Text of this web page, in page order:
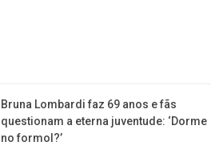
Bruna Lombardi faz 69 anos e fãs
questionam a eterna juventude: ‘Dorme
no formol?’